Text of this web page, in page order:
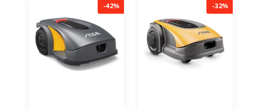
-42% -32%